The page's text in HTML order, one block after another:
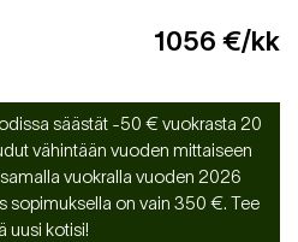
1056 €/kk
säästät -50 € vuokrasta 20
vähintään vuoden mittaiseen
vuokralla vuoden 2026
sopimuksella on vain 350 €. Tee
uusi kotisi!